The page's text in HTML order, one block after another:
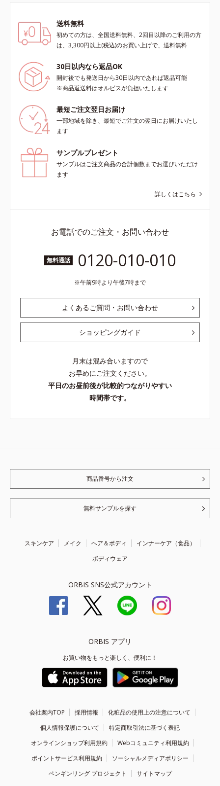
送料無料
初めての方は、全国送料無料、2回目以降のご利用の方
は、3,300円以上(税込)のお買い上げで、送料無料
30日以内なら返品OK
開封後でも発送日から30日以内であれば返品可能
※商品返送料はオルビスが負担いたします
最短ご注文翌日お届け
一部地域を除き、最短でご注文の翌日にお届けいたし
ます
サンプルプレゼント
サンプルはご注文商品の合計個数までお選びいただけ
ます
詳しくはこちら
お電話でのご注文・お問い合わせ
無料通話 0120-010-010
午前9時より午後7時まで
よくあるご質問・お問い合わせ
ショッピングガイド
月末は混み合いますので
お早めにご注文ください。
平日のお昼前後が比較的つながりやすい
時間帯です。
商品番号から注文
無料サンプルを探す
スキンケア メイク ヘア＆ボディ
インナーケア（食品）
ボディウェア
ORBIS SNS公式アカウント
ORBIS アプリ
お買い物をもっと楽しく、便利に！
会社案内TOP 採用情報
化粧品の使用上の注意について
個人情報保護について
特定商取引法に基づく表記
オンラインショップ利用規約
Webコミュニティ利用規約
ポイントサービス利用規約
ソーシャルメディアポリシー
ペンギンリング プロジェクト
サイトマップ